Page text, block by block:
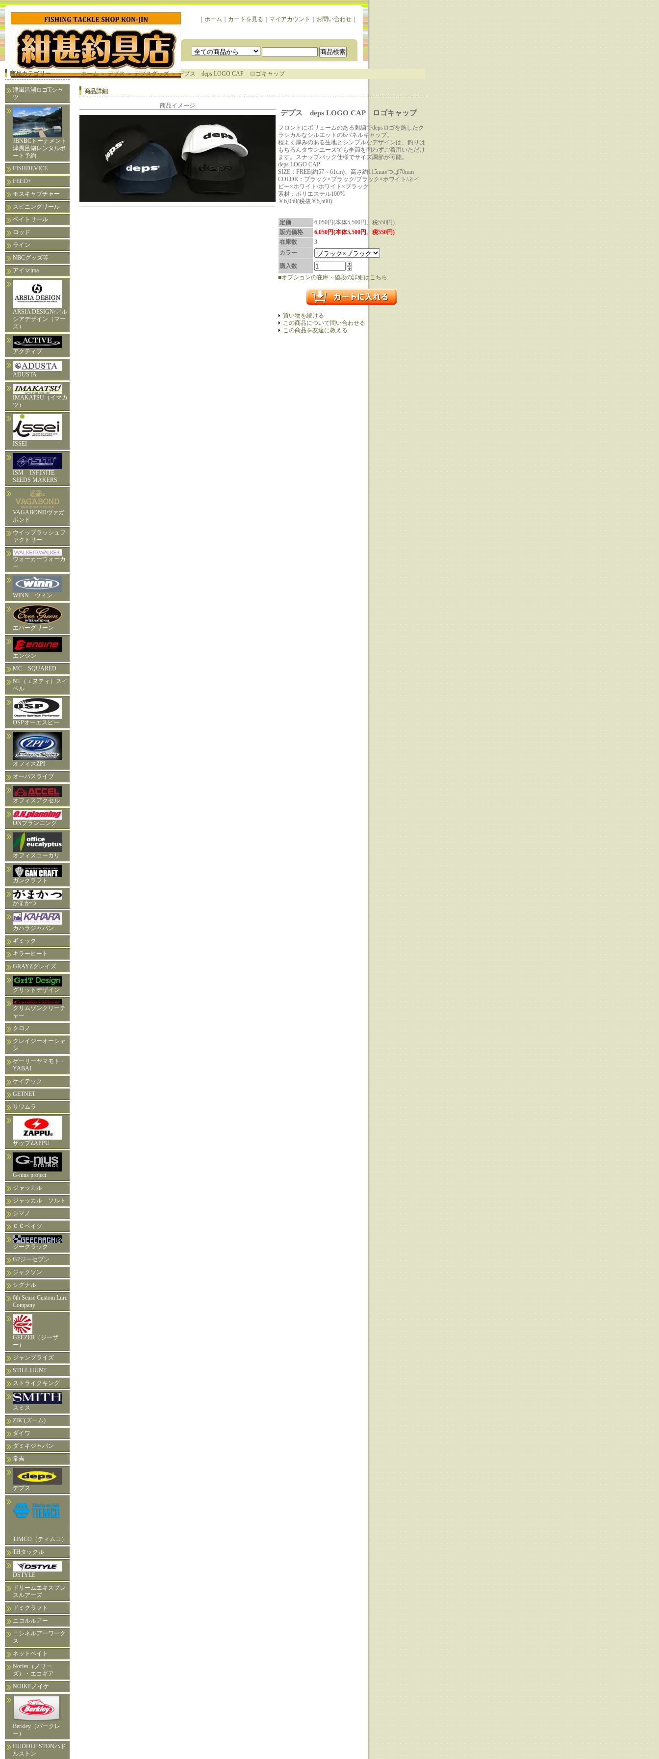
ホーム カートを見る マイアカウント お問い合わせ｜
商品カテゴリー
津風呂湖ロゴTシャ
ツ
JBNBCトーナメント
津風呂湖レンタルボ
ート予約
FISHDEVICE
FECO+
モスキャプチャー
スピニングリール
ベイトリール
ロッド
ライン
NBCグッズ等
アイマima
ARSIA DESIGN/アル
シアデザイン（マー
ズ）
アクティブ
ADUSTA
IMAKATSU（イマカ
ツ）
ISSEI
ISM INFINITE
SEEDS MAKERS
VAGABONDヴァガ
ボンド
ウイップラッシュフ
ァクトリー
ウォーカーウォーカ
ー
WINN ウィン
エバーグリーン
エンジン
MC SQUARED
NT（エヌティ）スイ
ベル
OSPオーエスピー
オフィスZPI
オーパスライブ
オフィスアクセル
ONプランニング
オフィスユーカリ
ガンクラフト
がまかつ
カハラジャパン
ギミック
キラーヒート
GRAYZグレイズ
グリットデザイン
クリムゾンクリーチ
ャー
クロノ
クレイジーオーシャ
ン
ゲーリーヤマモト・
YABAI
ケイテック
GETNET
サワムラ
ザップZAPPU
G-nius project
ジャッカル
ジャッカル ソルト
シマノ
ＣＣベイツ
ジークラック
G7ジーセブン
ジャクソン
シグナル
6th Sense Custom Lure
Company
GEEZER（ジーザ
ー）
ジャンプライズ
STILL HUNT
ストライクキング
スミス
ZBC(ズーム)
ダイワ
ダミキジャパン
常吉
デプス
TIMCO（ティムコ）
THタックル
DSTYLE
ドリームエキスプレ
スルアーズ
ドミクラフト
ニコルルアー
ニシネルアーワーク
ス
ネットベイト
Nories（ノリー
ズ）・エコギア
NOIKEノイケ
Berkley（バークレ
ー）
HUDDLE STONハド
ルストン
ホーム＞デプス＞デプスグッズ＞デプス deps LOGO CAP ロゴキャップ
商品詳細
商品イメージ
デプス deps LOGO CAP ロゴキャップ
フロントにボリュームのある刺繍でdepsロゴを施したク
ラシカルなシルエットの6パネルキャップ。
程よく厚みのある生地とシンプルなデザインは、釣りは
もちろんタウンユースでも季節を問わずご着用いただけ
ます。スナップバック仕様でサイズ調節が可能。
deps LOGO CAP
SIZE：FREE(約57～61cm)、高さ約115mm/つば70mm
COLOR：ブラック×ブラック/ブラック×ホワイト/ネイ
ビー×ホワイト/ホワイト×ブラック
素材：ポリエステル100%
￥6,050(税抜￥5,500)
定価
6,050円(本体5,500円、税550円)
販売価格
6,050円(本体5,500円、税550円)
在庫数
3
カラー
購入数
■オプションの在庫・値段の詳細はこちら
買い物を続ける
この商品について問い合わせる
この商品を友達に教える